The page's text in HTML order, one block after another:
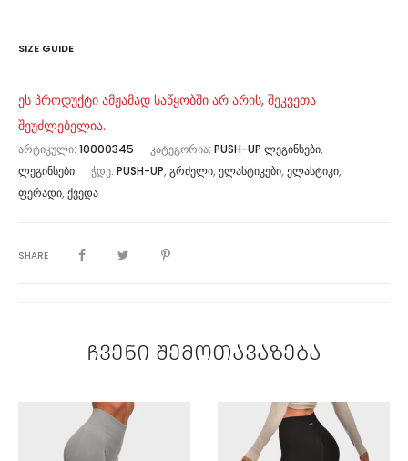
SIZE GUIDE
ეს პროდუქტი ამჟამად საწყობში არ არის, შეკვეთა
შეუძლებელია.
ᲐᲠᲢᲘᲙᲣᲚᲘ: 10000345 ᲙᲐᲢᲔᲒᲝᲠᲘᲐ: PUSH-UP ᲚᲔᲒᲘᲜᲡᲔᲑᲘ,
ᲚᲔᲒᲘᲜᲡᲔᲑᲘ
ᲭᲓᲔ: PUSH-UP, ᲒᲠᲫᲔᲚᲘ, ᲔᲚᲐᲡᲢᲘᲙᲔᲑᲘ, ᲔᲚᲐᲡᲢᲘᲙᲘ,
ᲤᲔᲠᲐᲓᲘ, ᲥᲕᲔᲓᲐ
SHARE
ჩვენი შემოთავაზება